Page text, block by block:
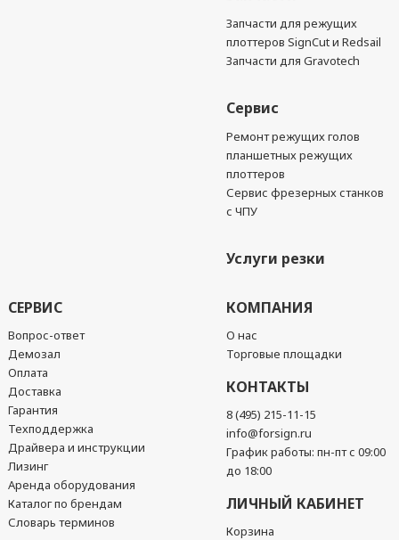
Запчасти для режущих
плоттеров SignCut и Redsail
Запчасти для Gravotech
Сервис
Ремонт режущих голов
планшетных режущих
плоттеров
Сервис фрезерных станков
с ЧПУ
Услуги резки
СЕРВИС
Вопрос-ответ
Демозал
Оплата
Доставка
Гарантия
Техподдержка
Драйвера и инструкции
Лизинг
Аренда оборудования
Каталог по брендам
Словарь терминов
КОМПАНИЯ
О нас
Торговые площадки
КОНТАКТЫ
8 (495) 215-11-15
info@forsign.ru
График работы: пн-пт с 09:00
до 18:00
ЛИЧНЫЙ КАБИНЕТ
Корзина